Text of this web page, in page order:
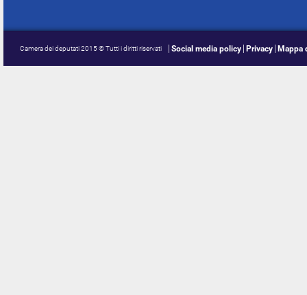
Camera dei deputati 2015 © Tutti i diritti riservati Social media policy Privacy Mappa